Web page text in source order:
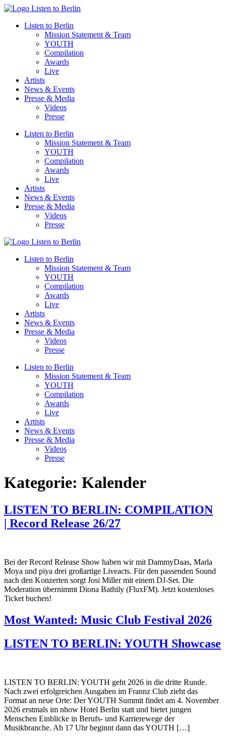
Zum
wechselnListen to Berlin
Mission Statement & Team
YOUTH
Compilation
Awards
Live
Artists
News & Events
Presse & Media
Videos
Presse
Listen to Berlin
Mission Statement & Team
YOUTH
Compilation
Awards
Live
Artists
News & Events
Presse & Media
Videos
Presse
Listen to Berlin
Mission Statement & Team
YOUTH
Compilation
Awards
Live
Artists
News & Events
Presse & Media
Videos
Presse
Listen to Berlin
Mission Statement & Team
YOUTH
Compilation
Awards
Live
Artists
News & Events
Presse & Media
Videos
Presse
Kategorie: Kalender
LISTEN TO BERLIN: COMPILATION
| Record Release 26/27
Bei der Record Release Show haben wir mit DammyDaas, Marla
Moya und piya drei großartige Liveacts. Für den passenden Sound
nach den Konzerten sorgt Josi Miller mit einem DJ-Set. Die
Moderation übernimmt Diona Bathily (FluxFM). Jetzt kostenloses
Ticket buchen!
Most Wanted: Music Club Festival 2026
LISTEN TO BERLIN: YOUTH Showcase
LISTEN TO BERLIN: YOUTH geht 2026 in die dritte Runde.
Nach zwei erfolgreichen Ausgaben im Frannz Club zieht das
Format an neue Orte: Der YOUTH Summit findet am 4. November
2026 erstmals im nhow Hotel Berlin statt und bietet jungen
Menschen Einblicke in Berufs- und Karrierewege der
Musikbranche. Ab 17 Uhr beginnt dann das YOUTH […]